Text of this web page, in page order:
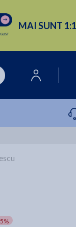
MAI SUNT 1: